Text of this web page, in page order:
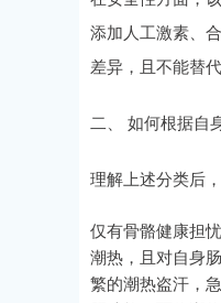
添加人工激素、
差异，且不能替
二、 如何根据自
理解上述分类后
仅有骨骼健康担
潮热，且对自身
繁的潮热盗汗，